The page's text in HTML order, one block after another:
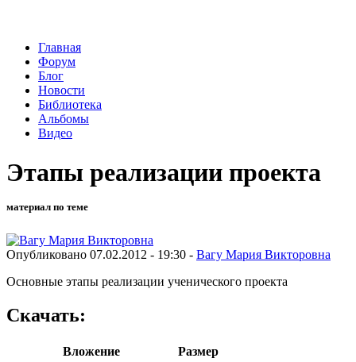
Главная
Форум
Блог
Новости
Библиотека
Альбомы
Видео
Этапы реализации проекта
материал по теме
Опубликовано 07.02.2012 - 19:30 - Вагу Мария Викторовна
Основные этапы реализации ученического проекта
Скачать:
Вложение
Размер